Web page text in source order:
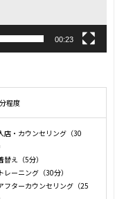
い方や「痩せる」より
いう場合は、短期間で
なので、「もっとこう
れば、遠慮なく相談し
を見る
00:23
程度
店・カウンセリング（30
替え（5分）
レーニング（30分）
フターカウンセリング（25